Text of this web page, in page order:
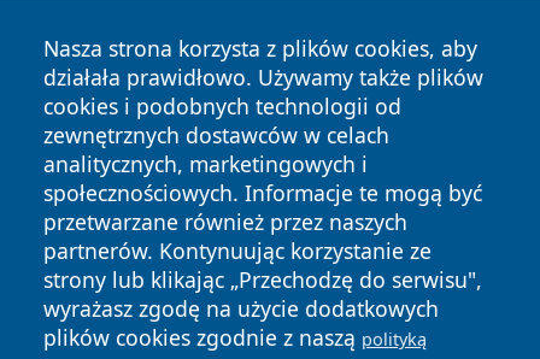
Nasza strona korzysta z plików cookies, aby
działała prawidłowo. Używamy także plików
cookies i podobnych technologii od
zewnętrznych dostawców w celach
analitycznych, marketingowych i
społecznościowych. Informacje te mogą być
przetwarzane również przez naszych
partnerów. Kontynuując korzystanie ze
strony lub klikając „Przechodzę do serwisu",
wyrażasz zgodę na użycie dodatkowych
plików cookies zgodnie z naszą polityką
Copyright © 2026 czestochowanews.pl Wszystkie prawa
zastrzeżone.
News Autorzy
Polityka
Prywatności
Polityka
Cookies